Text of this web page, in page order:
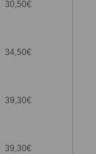
30,50€
34,50€
39,30€
39,30€